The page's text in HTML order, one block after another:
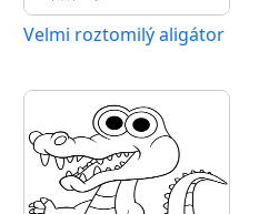
Velmi roztomilý aligátor